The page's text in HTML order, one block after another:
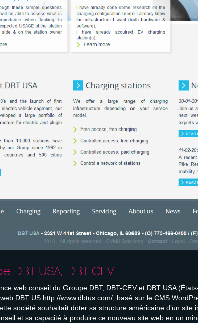
DBT USA, DBT-CEV
web conseil du Groupe DBT, DBT-CEV et DBT USA
DBT US http://www.dbtus.com/, basé sur le CMS
société souhaitait doter sa structure américaine d’un site
et sa capacité à produire ce nouveau site web en un